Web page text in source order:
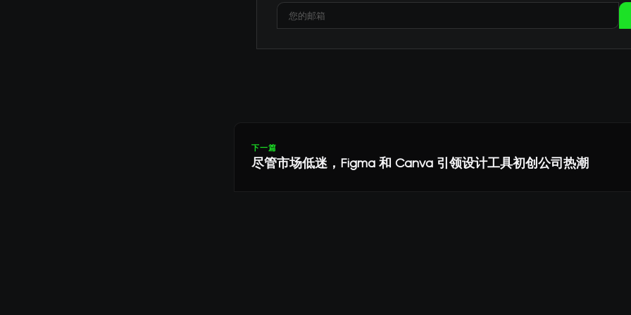
下一篇
尽管市场低迷，Figma 和 Canva 引领设计工具初创公司热潮